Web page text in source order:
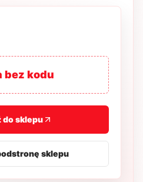
bez kodu
do sklepu
sklepu